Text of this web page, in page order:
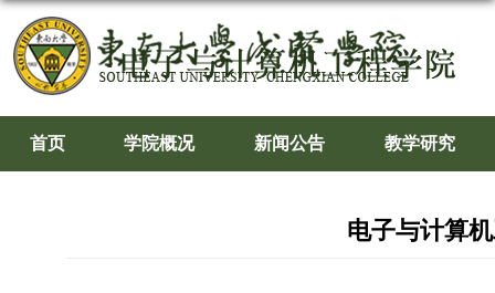
首页 学院概况 新闻公告 教学研究
电子与计算